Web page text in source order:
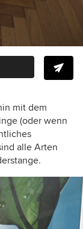
mit dem
(oder wenn
alle Arten